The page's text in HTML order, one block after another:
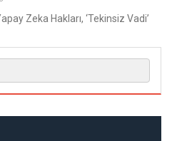
Zeka Hakları, ‘Tekinsiz Vadi’